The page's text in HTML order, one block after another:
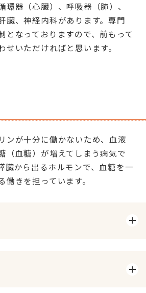
環器（心臓）、呼吸器（肺）、
臓、神経内科があります。専門
となっておりますので、前もって
せいただければと思います。
ンが十分に働かないため、血液
（血糖）が増えてしまう病気で
臓から出るホルモンで、血糖を一
働きを担っています。